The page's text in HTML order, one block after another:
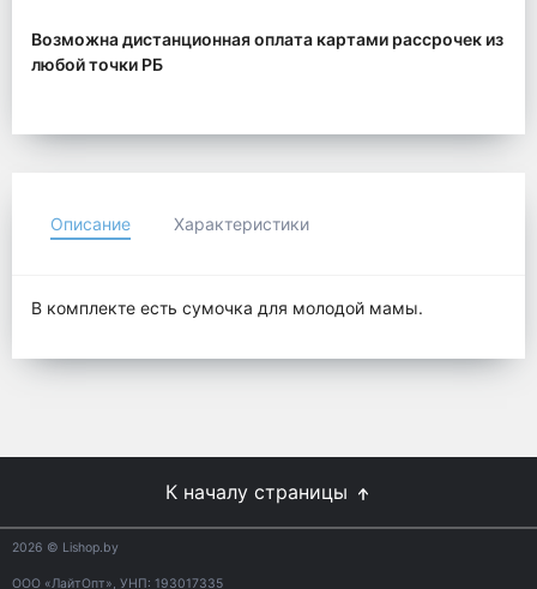
Возможна дистанционная оплата картами рассрочек из
любой точки РБ
Описание Характеристики
В комплекте есть сумочка для молодой мамы.
К началу страницы
2026 © Lishop.by
ООО «ЛайтОпт», УНП: 193017335